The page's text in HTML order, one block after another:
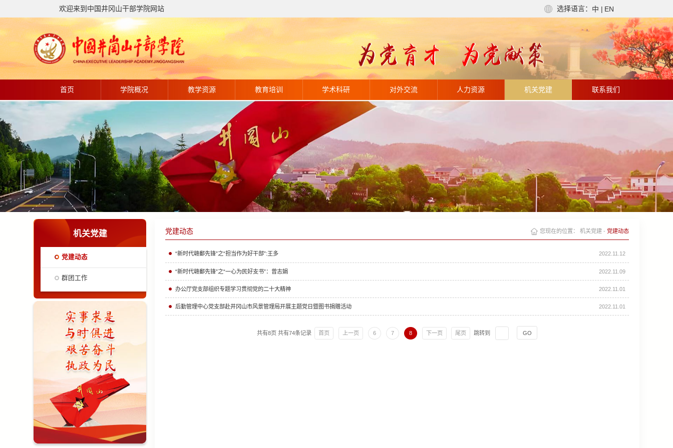
欢迎来到中国井冈山干部学院网站 选择语言： 中 | EN
首页 学院概况 教学资源 教育培训 学术科研 对外交流 人力资源 机关党建 联系我们
机关党建
党建动态
群团工作
党建动态 您现在的位置： 机关党建- 党建动态
2022.11.12
“新时代赣鄱先锋”之“担当作为好干部”:王多
2022.11.09
“新时代赣鄱先锋”之“一心为民好支书”：曾志娟
2022.11.01
办公厅党支部组织专题学习贯彻党的二十大精神
2022.11.01
后勤管理中心党支部赴井冈山市风景管理局开展主题党日暨图书捐赠活动
共有8页 共有74条记录 首页 上一页 6 7 8 下一页 尾页 跳转到